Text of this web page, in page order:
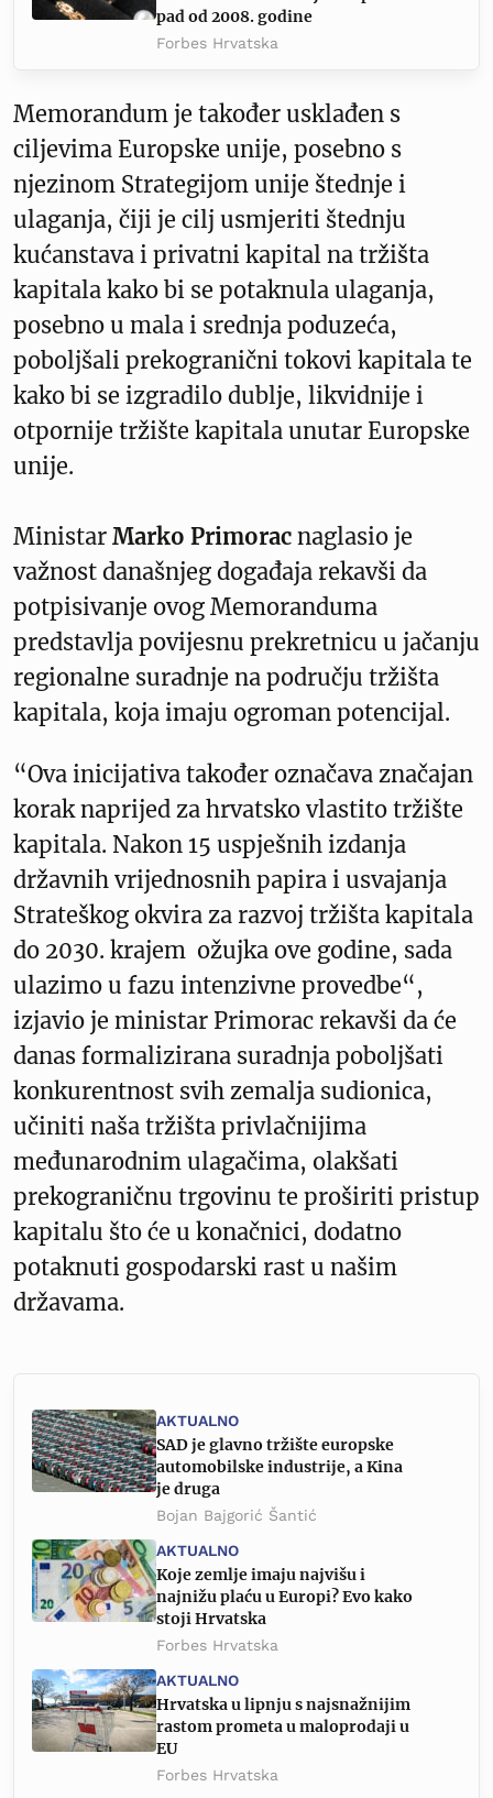
pad od 2008. godine
Forbes Hrvatska
Memorandum je također usklađen s
ciljevima Europske unije, posebno s
njezinom Strategijom unije štednje i
ulaganja, čiji je cilj usmjeriti štednju
kućanstava i privatni kapital na tržišta
kapitala kako bi se potaknula ulaganja,
posebno u mala i srednja poduzeća,
poboljšali prekogranični tokovi kapitala te
kako bi se izgradilo dublje, likvidnije i
otpornije tržište kapitala unutar Europske
unije.
Ministar Marko Primorac naglasio je
važnost današnjeg događaja rekavši da
potpisivanje ovog Memoranduma
predstavlja povijesnu prekretnicu u jačanju
regionalne suradnje na području tržišta
kapitala, koja imaju ogroman potencijal.
“Ova inicijativa također označava značajan
korak naprijed za hrvatsko vlastito tržište
kapitala. Nakon 15 uspješnih izdanja
državnih vrijednosnih papira i usvajanja
Strateškog okvira za razvoj tržišta kapitala
do 2030. krajem ožujka ove godine, sada
ulazimo u fazu intenzivne provedbe“,
izjavio je ministar Primorac rekavši da će
danas formalizirana suradnja poboljšati
konkurentnost svih zemalja sudionica,
učiniti naša tržišta privlačnijima
međunarodnim ulagačima, olakšati
prekograničnu trgovinu te proširiti pristup
kapitalu što će u konačnici, dodatno
potaknuti gospodarski rast u našim
državama.
AKTUALNO
SAD je glavno tržište europske
automobilske industrije, a Kina
je druga
Bojan Bajgorić Šantić
AKTUALNO
Koje zemlje imaju najvišu i
najnižu plaću u Europi? Evo kako
stoji Hrvatska
Forbes Hrvatska
AKTUALNO
Hrvatska u lipnju s najsnažnijim
rastom prometa u maloprodaji u
EU
Forbes Hrvatska